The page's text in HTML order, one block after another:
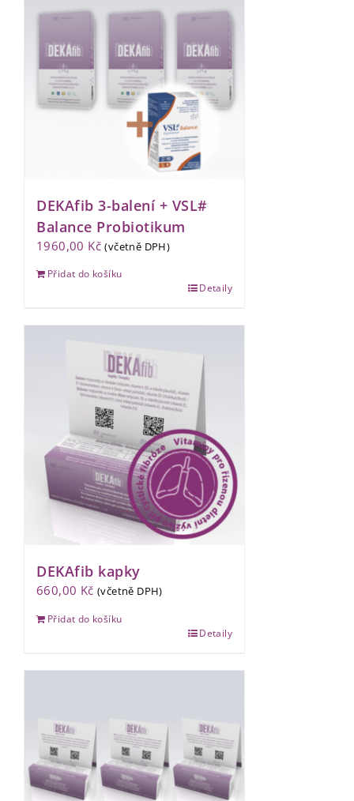
DEKAfib 3-balení + VSL#
Balance Probiotikum
1960,00 Kč (včetně DPH)
Přidat do košíku
Detaily
DEKAfib kapky
660,00 Kč (včetně DPH)
Přidat do košíku
Detaily